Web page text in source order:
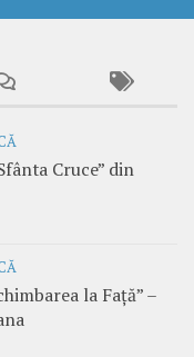
Cruce” din
la Față” –